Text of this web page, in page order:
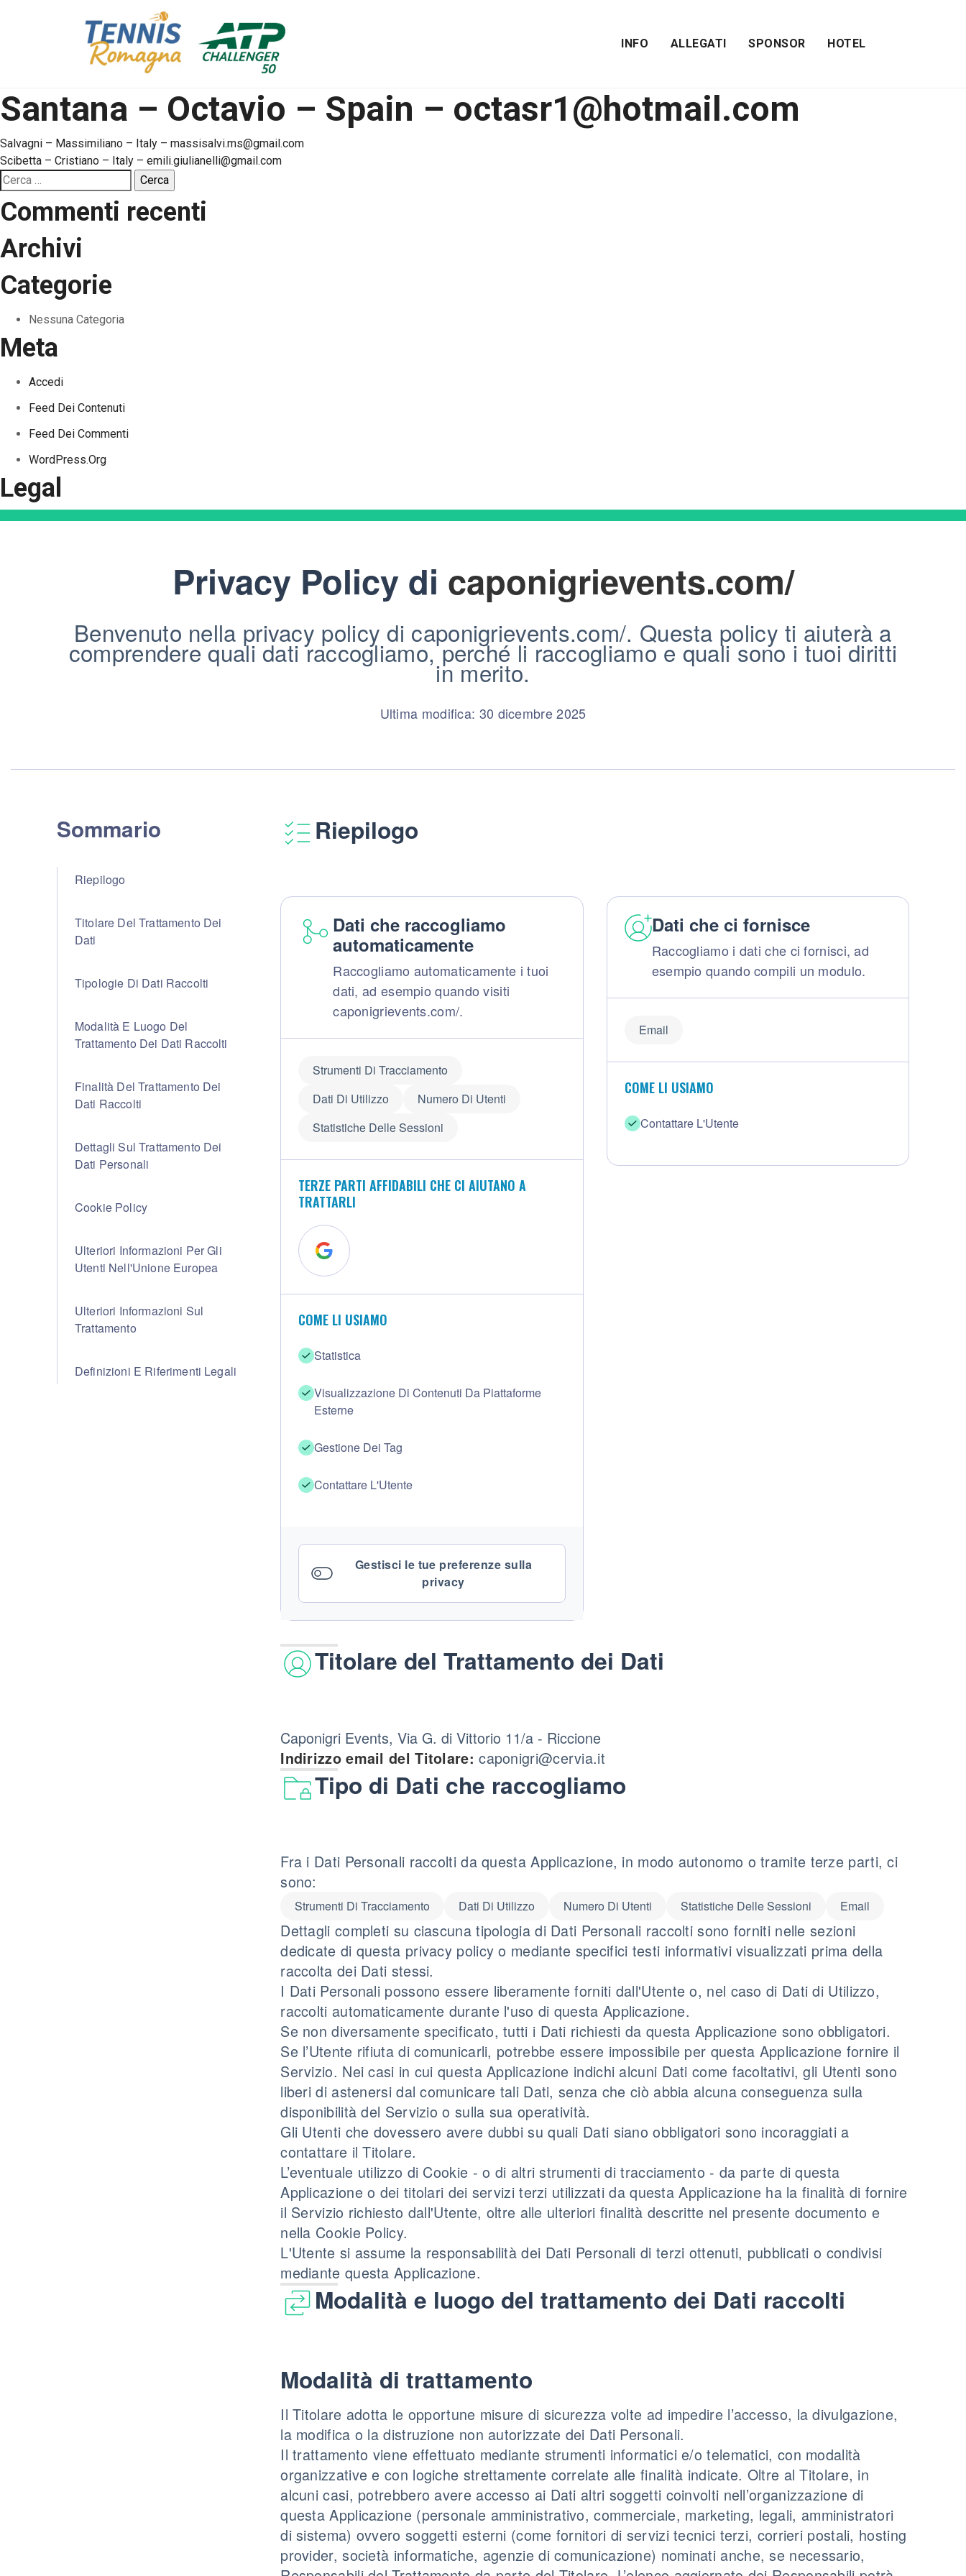
INFO ALLEGATI SPONSOR HOTEL
Santana – Octavio – Spain – octasr1@hotmail.com
Navigazione
articoli
Salvagni – Massimiliano – Italy – massisalvi.ms@gmail.com
Scibetta – Cristiano – Italy – emili.giulianelli@gmail.com
Ricerca
per:
Commenti recenti
Archivi
Categorie
Nessuna Categoria
Meta
Accedi
Feed Dei Contenuti
Feed Dei Commenti
WordPress.org
Legal
Privacy Policy di caponigrievents.com/
Benvenuto nella privacy policy di caponigrievents.com/. Questa policy ti aiuterà a
comprendere quali dati raccogliamo, perché li raccogliamo e quali sono i tuoi diritti
in merito.
Ultima modifica: 30 dicembre 2025
Sommario
Riepilogo
Titolare Del Trattamento Dei
Dati
Tipologie Di Dati Raccolti
Modalità E Luogo Del
Trattamento Dei Dati Raccolti
Finalità Del Trattamento Dei
Dati Raccolti
Dettagli Sul Trattamento Dei
Dati Personali
Cookie Policy
Ulteriori Informazioni Per Gli
Utenti Nell'Unione Europea
Ulteriori Informazioni Sul
Trattamento
Definizioni E Riferimenti Legali
Riepilogo
Dati che raccogliamo
automaticamente
Raccogliamo automaticamente i tuoi
dati, ad esempio quando visiti
caponigrievents.com/.
Strumenti Di Tracciamento
Dati Di Utilizzo
Numero Di Utenti
Statistiche Delle Sessioni
TERZE PARTI AFFIDABILI CHE CI AIUTANO A
TRATTARLI
COME LI USIAMO
Statistica
Visualizzazione Di Contenuti Da Piattaforme
Esterne
Gestione Dei Tag
Contattare L'Utente
Gestisci le tue preferenze sulla
privacy
Dati che ci fornisce
Raccogliamo i dati che ci fornisci, ad
esempio quando compili un modulo.
Email
COME LI USIAMO
Contattare L'Utente
Titolare del Trattamento dei Dati
Caponigri Events, Via G. di Vittorio 11/a - Riccione
Indirizzo email del Titolare: caponigri@cervia.it
Tipo di Dati che raccogliamo
Fra i Dati Personali raccolti da questa Applicazione, in modo autonomo o tramite terze parti, ci
sono:
Strumenti Di Tracciamento Dati Di Utilizzo Numero Di Utenti Statistiche Delle Sessioni Email
Dettagli completi su ciascuna tipologia di Dati Personali raccolti sono forniti nelle sezioni
dedicate di questa privacy policy o mediante specifici testi informativi visualizzati prima della
raccolta dei Dati stessi.
I Dati Personali possono essere liberamente forniti dall'Utente o, nel caso di Dati di Utilizzo,
raccolti automaticamente durante l'uso di questa Applicazione.
Se non diversamente specificato, tutti i Dati richiesti da questa Applicazione sono obbligatori.
Se l’Utente rifiuta di comunicarli, potrebbe essere impossibile per questa Applicazione fornire il
Servizio. Nei casi in cui questa Applicazione indichi alcuni Dati come facoltativi, gli Utenti sono
liberi di astenersi dal comunicare tali Dati, senza che ciò abbia alcuna conseguenza sulla
disponibilità del Servizio o sulla sua operatività.
Gli Utenti che dovessero avere dubbi su quali Dati siano obbligatori sono incoraggiati a
contattare il Titolare.
L’eventuale utilizzo di Cookie - o di altri strumenti di tracciamento - da parte di questa
Applicazione o dei titolari dei servizi terzi utilizzati da questa Applicazione ha la finalità di fornire
il Servizio richiesto dall'Utente, oltre alle ulteriori finalità descritte nel presente documento e
nella Cookie Policy.
L'Utente si assume la responsabilità dei Dati Personali di terzi ottenuti, pubblicati o condivisi
mediante questa Applicazione.
Modalità e luogo del trattamento dei Dati raccolti
Modalità di trattamento
Il Titolare adotta le opportune misure di sicurezza volte ad impedire l’accesso, la divulgazione,
la modifica o la distruzione non autorizzate dei Dati Personali.
Il trattamento viene effettuato mediante strumenti informatici e/o telematici, con modalità
organizzative e con logiche strettamente correlate alle finalità indicate. Oltre al Titolare, in
alcuni casi, potrebbero avere accesso ai Dati altri soggetti coinvolti nell’organizzazione di
questa Applicazione (personale amministrativo, commerciale, marketing, legali, amministratori
di sistema) ovvero soggetti esterni (come fornitori di servizi tecnici terzi, corrieri postali, hosting
provider, società informatiche, agenzie di comunicazione) nominati anche, se necessario,